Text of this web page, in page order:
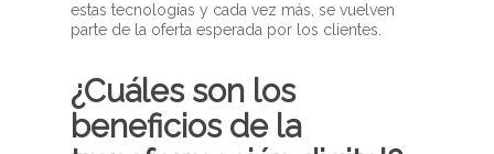
estas tecnologías y cada vez más, se vuelven
parte de la oferta esperada por los clientes.
¿Cuáles son los
beneficios de la